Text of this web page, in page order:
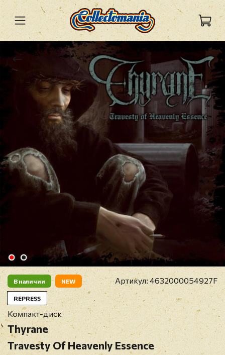
В наличии NEW
REPRESS
Артикул: 4632000054927F
Компакт-диск
Thyrane
Travesty Of Heavenly Essence